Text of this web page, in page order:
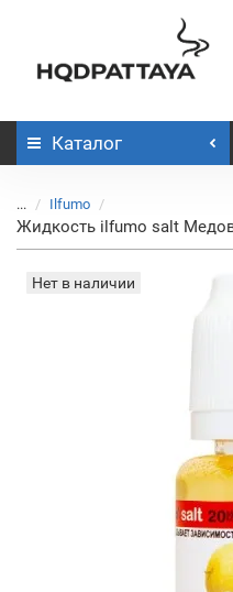
Каталог
... Ilfumo
Жидкость ilfumo salt
Нет в наличии